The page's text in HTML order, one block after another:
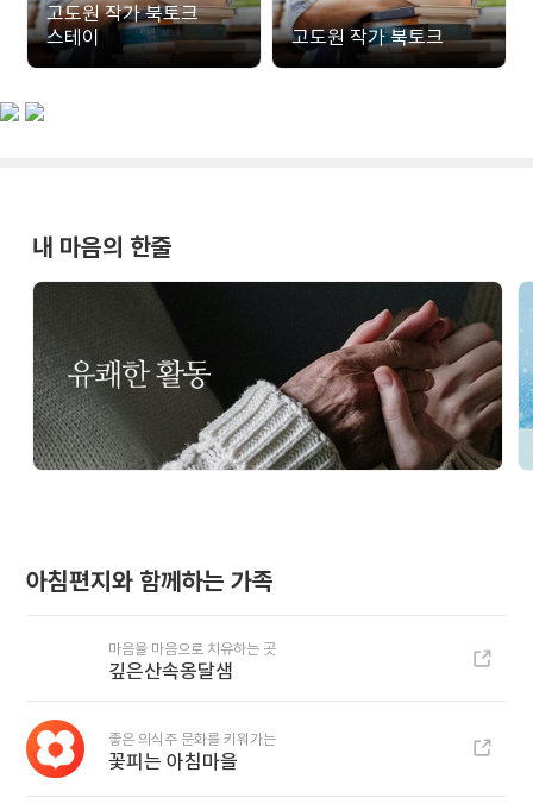
고도원 작가 북토크
스테이
고도원 작가 북토크
내 마음의 한줄
아침편지와 함께하는 가족
마음을 마음으로 치유하는 곳
깊은산속옹달샘
좋은 의식주 문화를 키워가는
꽃피는 아침마을